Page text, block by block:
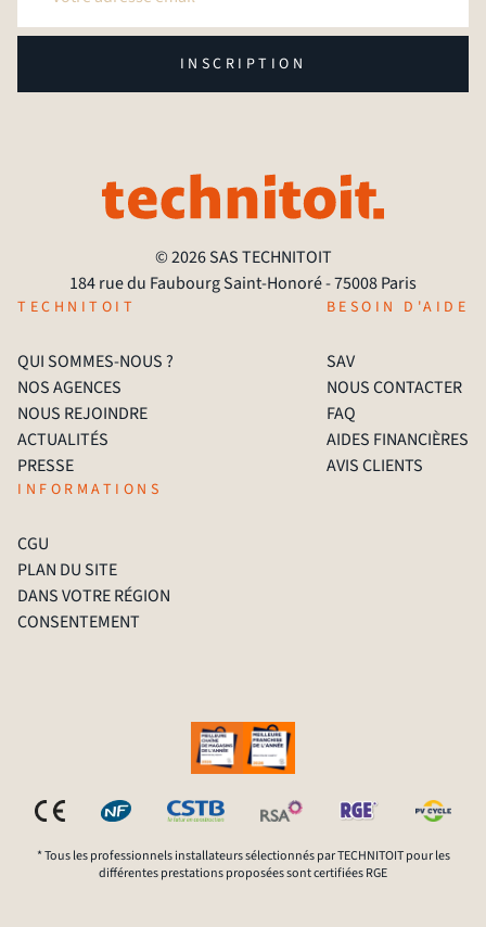
INSCRIPTION
© 2026 SAS TECHNITOIT
184 rue du Faubourg Saint-Honoré - 75008 Paris
TECHNITOIT
QUI SOMMES-NOUS ?
NOS AGENCES
NOUS REJOINDRE
ACTUALITÉS
PRESSE
BESOIN D'AIDE
SAV
NOUS CONTACTER
FAQ
AIDES FINANCIÈRES
AVIS CLIENTS
INFORMATIONS
CGU
PLAN DU SITE
DANS VOTRE RÉGION
CONSENTEMENT
* Tous les professionnels installateurs sélectionnés par TECHNITOIT pour les
différentes prestations proposées sont certifiées RGE